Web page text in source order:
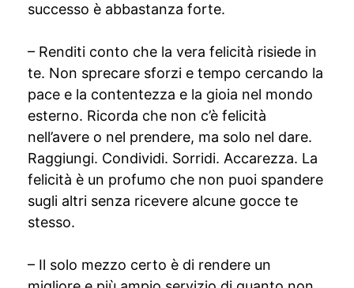
successo è abbastanza forte.
– Renditi conto che la vera felicità risiede in
te. Non sprecare sforzi e tempo cercando la
pace e la contentezza e la gioia nel mondo
esterno. Ricorda che non c’è felicità
nell’avere o nel prendere, ma solo nel dare.
Raggiungi. Condividi. Sorridi. Accarezza. La
felicità è un profumo che non puoi spandere
sugli altri senza ricevere alcune gocce te
stesso.
– Il solo mezzo certo è di rendere un